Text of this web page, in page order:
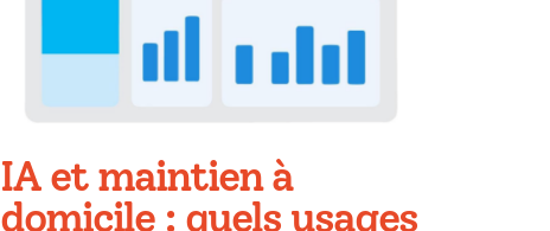
IA et maintien à
domicile : quels usages